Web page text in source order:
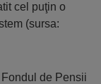
cel puţin o
(sursa:
de Pensii